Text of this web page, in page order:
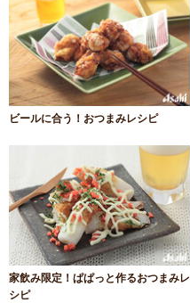
ビールに合う！おつまみレシピ
家飲み限定！ぱぱっと作るおつまみレ
シピ